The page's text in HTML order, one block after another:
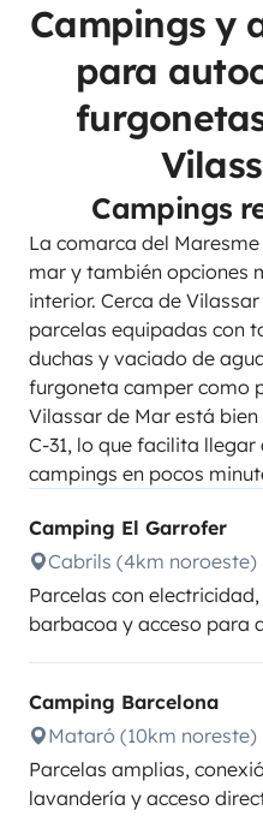
Campings y
para
Campings
La comarca del
mar y también opciones
interior. Cerca de
parcelas equipadas con
duchas y vaciado de
furgoneta camper como
Vilassar de Mar está
C-31, lo que facilita
campings en pocos
Camping El Garrofer
Cabrils (4km noroeste)
Parcelas con
barbacoa y acceso para
Camping Barcelona
Mataró (10km noreste)
Parcelas amplias,
lavandería y acceso